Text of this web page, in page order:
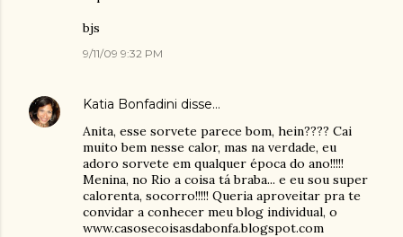
bjs
9/11/09 9:32 PM
Katia Bonfadini disse…
Anita, esse sorvete parece bom, hein???? Cai
muito bem nesse calor, mas na verdade, eu
adoro sorvete em qualquer época do ano!!!!!
Menina, no Rio a coisa tá braba... e eu sou super
calorenta, socorro!!!!! Queria aproveitar pra te
convidar a conhecer meu blog individual, o
www.casosecoisasdabonfa.blogspot.com